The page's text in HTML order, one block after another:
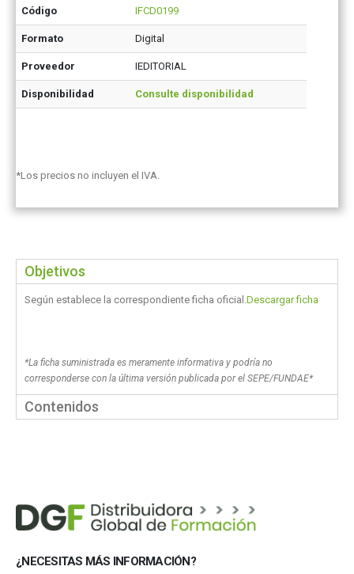
Código IFCD0199
Formato Digital
Proveedor IEDITORIAL
Disponibilidad Consulte disponibilidad
*Los precios no incluyen el IVA.
Objetivos
Según establece la correspondiente ficha oficial.Descargar ficha
*La ficha suministrada es meramente informativa y podría no
corresponderse con la última versión publicada por el SEPE/FUNDAE*
Contenidos
¿NECESITAS MÁS INFORMACIÓN?